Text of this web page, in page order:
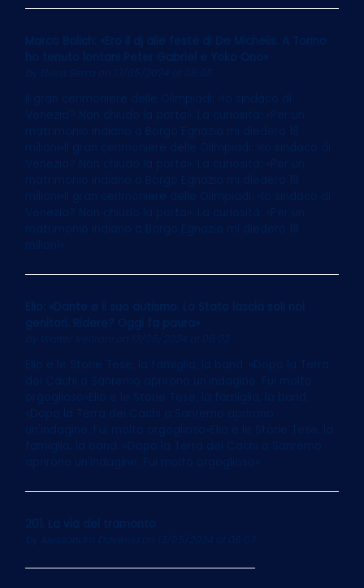
Marco Balich: «Ero il dj alle feste di De Michelis. A Torino
ho tenuto lontani Peter Gabriel e Yoko Ono»
on 13/05/2024 at 06:05
Il gran cerimoniere delle Olimpiadi: «Io sindaco di
Venezia? Non chiudo la porta». La curiosità: «Per un
matrimonio indiano a Borgo Egnazia mi diedero 18
milioni»Il gran cerimoniere delle Olimpiadi: «Io sindaco di
Venezia? Non chiudo la porta». La curiosità: «Per un
matrimonio indiano a Borgo Egnazia mi diedero 18
milioni»Il gran cerimoniere delle Olimpiadi: «Io sindaco di
Venezia? Non chiudo la porta». La curiosità: «Per un
matrimonio indiano a Borgo Egnazia mi diedero 18
Elio: «Dante e il suo autismo. Lo Stato lascia soli noi
genitori. Ridere? Oggi fa paura»
Walter Veltroni on 13/05/2024 at 06:03
Elio e le Storie Tese, la famiglia, la band. «Dopo la Terra
dei Cachi a Sanremo aprirono un'indagine. Fui molto
orgoglioso»Elio e le Storie Tese, la famiglia, la band.
«Dopo la Terra dei Cachi a Sanremo aprirono
un'indagine. Fui molto orgoglioso»Elio e le Storie Tese, la
famiglia, la band. «Dopo la Terra dei Cachi a Sanremo
aprirono un'indagine. Fui molto orgoglioso»
201. La via del tramonto
on 13/05/2024 at 06:03